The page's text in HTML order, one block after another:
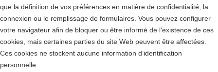
que la définition de vos préférences en matière de confidentialité, la
connexion ou le remplissage de formulaires. Vous pouvez configurer
votre navigateur afin de bloquer ou être informé de l'existence de ces
cookies, mais certaines parties du site Web peuvent être affectées.
Ces cookies ne stockent aucune information d’identification
personnelle.